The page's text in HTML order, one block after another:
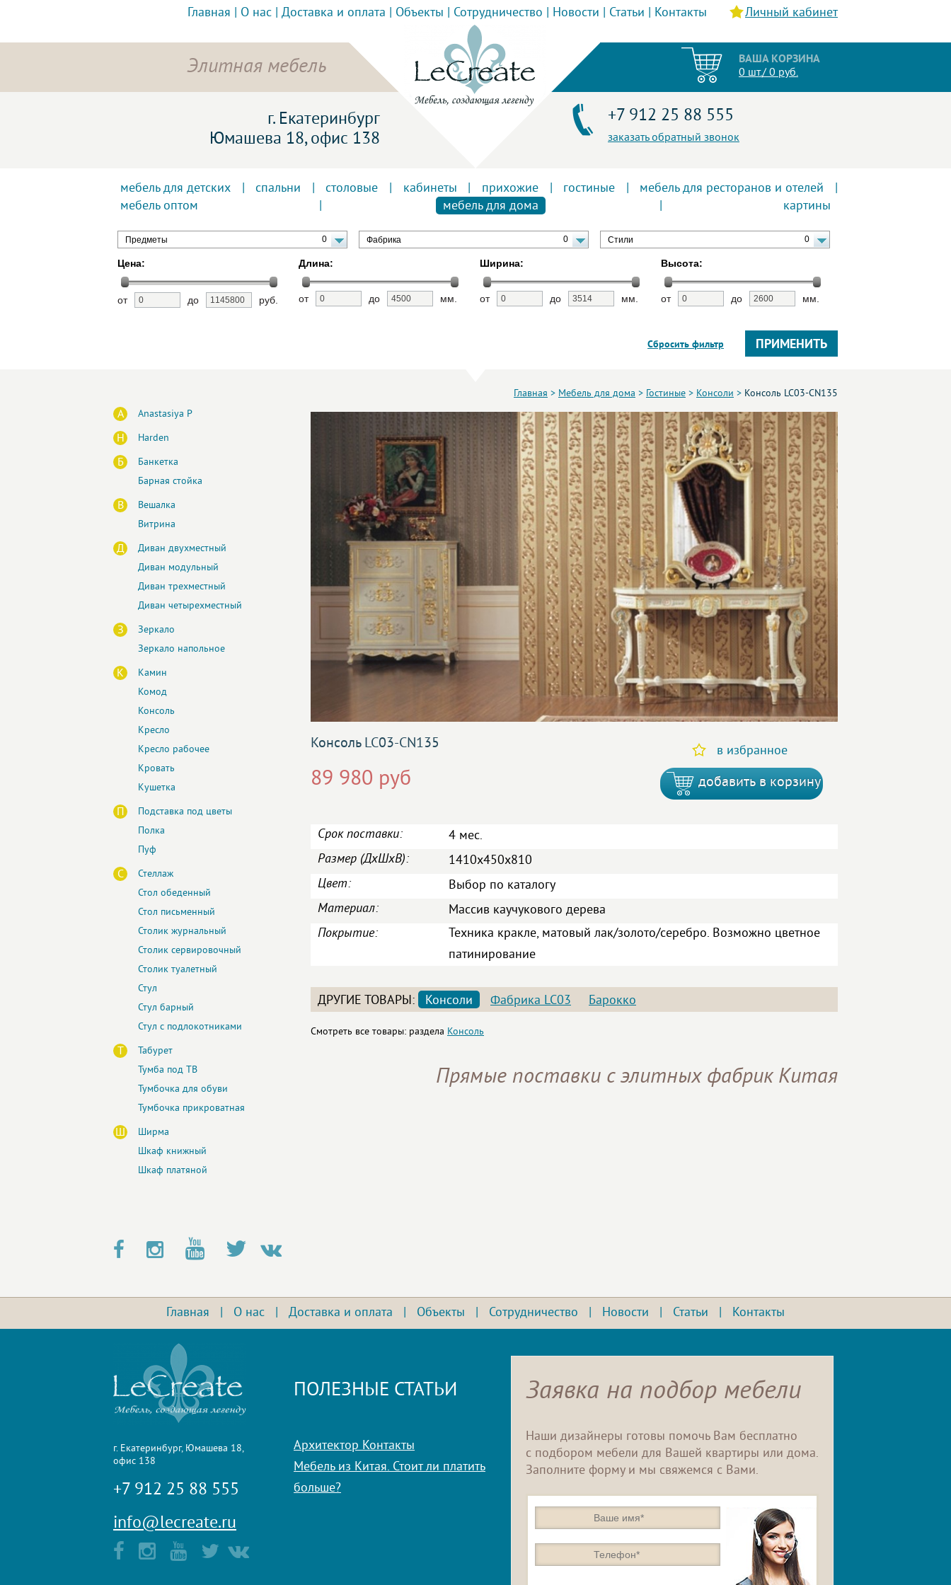
Главная О нас Доставка и оплата Объекты Сотрудничество Новости Статьи Контакты Личный кабинет
Элитная мебель
ВАША КОРЗИНА
0 шт./ 0 руб.
г. Екатеринбург
Юмашева 18, офис 138
+7 912 25 88 555
заказать обратный звонок
мебель для детских спальни столовые кабинеты прихожие гостиные мебель для ресторанов и отелей
мебель оптом
мебель для дома картины
Предметы 0 Фабрика 0 Стили 0
Цена:
от до руб.
Длина:
от до мм.
Ширина:
от до мм.
Высота:
от до мм.
ПРИМЕНИТЬ
Сбросить фильтр
A Anastasiya P
H Harden
Б
Банкетка
Барная стойка
В
Вешалка
Витрина
Д
Диван двухместный
Диван модульный
Диван трехместный
Диван четырехместный
З
Зеркало
Зеркало напольное
К
Камин
Комод
Консоль
Кресло
Кресло рабочее
Кровать
Кушетка
П
Подставка под цветы
Полка
Пуф
С
Стеллаж
Стол обеденный
Стол письменный
Столик журнальный
Столик сервировочный
Столик туалетный
Стул
Стул барный
Стул с подлокотниками
Т
Табурет
Тумба под ТВ
Тумбочка для обуви
Тумбочка прикроватная
Ш
Ширма
Шкаф книжный
Шкаф платяной
Главная > Мебель для дома > Гостиные > Консоли > Консоль LC03-CN135
в избранное
добавить в корзину
Консоль LC03-CN135
89 980 руб
Срок поставки:
4 мес.
Размер (ДxШxВ):
1410x450x810
Цвет:
Выбор по каталогу
Материал:
Массив каучукового дерева
Покрытие:
Техника кракле, матовый лак/золото/серебро. Возможно цветное
патинирование
ДРУГИЕ ТОВАРЫ: Консоли Фабрика LC03 Барокко
Смотреть все товары: раздела Консоль
Прямые поставки с элитных фабрик Китая
Главная О нас Доставка и оплата Объекты Сотрудничество Новости Статьи Контакты
г. Екатеринбург, Юмашева 18,
офис 138
+7 912 25 88 555
info@lecreate.ru
ПОЛЕЗНЫЕ СТАТЬИ
Архитектор Контакты
Мебель из Китая. Стоит ли платить
больше?
Заявка на подбор мебели
Наши дизайнеры готовы помочь Вам бесплатно
с подбором мебели для Вашей квартиры или дома.
Заполните форму и мы свяжемся с Вами.